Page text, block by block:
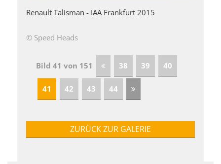
Renault Talisman - IAA Frankfurt 2015
© Speed Heads
Bild 41 von 151 38 39 40
41 42 43 44
ZURÜCK ZUR GALERIE